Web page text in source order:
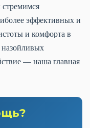
эффективных и
и комфорта в
назойливых
— наша главная